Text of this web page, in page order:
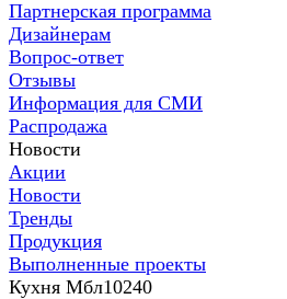
Партнерская программа
Дизайнерам
Вопрос-ответ
Отзывы
Информация для СМИ
Распродажа
Новости
Акции
Новости
Тренды
Продукция
Выполненные проекты
Кухня Мбл10240